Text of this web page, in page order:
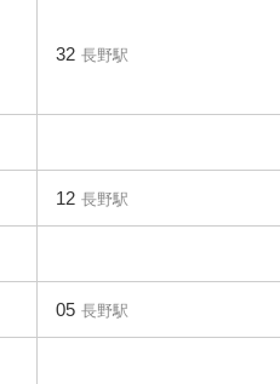
32 長野駅
12 長野駅
05 長野駅